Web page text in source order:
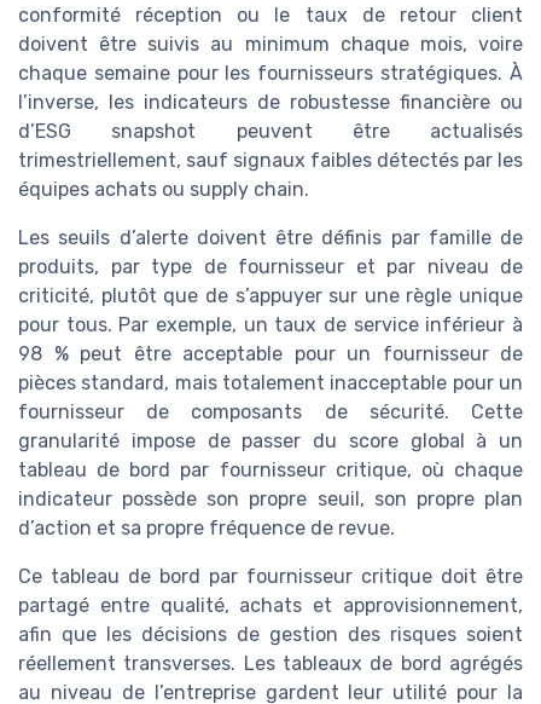
conformité réception ou le taux de retour client
doivent être suivis au minimum chaque mois, voire
chaque semaine pour les fournisseurs stratégiques. À
l’inverse, les indicateurs de robustesse financière ou
d’ESG snapshot peuvent être actualisés
trimestriellement, sauf signaux faibles détectés par les
équipes achats ou supply chain.
Les seuils d’alerte doivent être définis par famille de
produits, par type de fournisseur et par niveau de
criticité, plutôt que de s’appuyer sur une règle unique
pour tous. Par exemple, un taux de service inférieur à
98 % peut être acceptable pour un fournisseur de
pièces standard, mais totalement inacceptable pour un
fournisseur de composants de sécurité. Cette
granularité impose de passer du score global à un
tableau de bord par fournisseur critique, où chaque
indicateur possède son propre seuil, son propre plan
d’action et sa propre fréquence de revue.
Ce tableau de bord par fournisseur critique doit être
partagé entre qualité, achats et approvisionnement,
afin que les décisions de gestion des risques soient
réellement transverses. Les tableaux de bord agrégés
au niveau de l’entreprise gardent leur utilité pour la